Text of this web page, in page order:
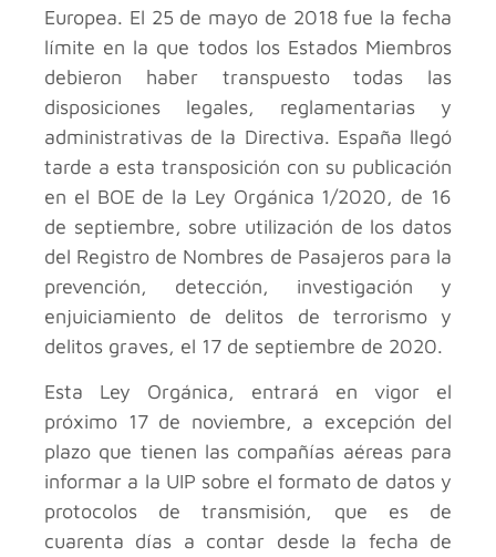
Europea. El 25 de mayo de 2018 fue la fecha
límite en la que todos los Estados Miembros
debieron haber transpuesto todas las
disposiciones legales, reglamentarias y
administrativas de la Directiva. España llegó
tarde a esta transposición con su publicación
en el BOE de la Ley Orgánica 1/2020, de 16
de septiembre, sobre utilización de los datos
del Registro de Nombres de Pasajeros para la
prevención, detección, investigación y
enjuiciamiento de delitos de terrorismo y
delitos graves, el 17 de septiembre de 2020.
Esta Ley Orgánica, entrará en vigor el
próximo 17 de noviembre, a excepción del
plazo que tienen las compañías aéreas para
informar a la UIP sobre el formato de datos y
protocolos de transmisión, que es de
cuarenta días a contar desde la fecha de